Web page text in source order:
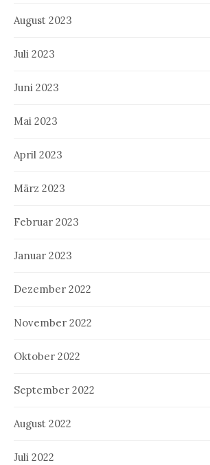
August 2023
Juli 2023
Juni 2023
Mai 2023
April 2023
März 2023
Februar 2023
Januar 2023
Dezember 2022
November 2022
Oktober 2022
September 2022
August 2022
Juli 2022